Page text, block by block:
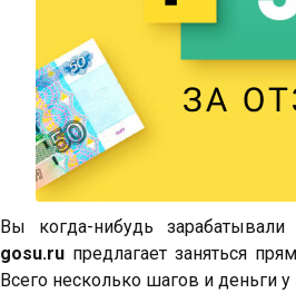
Вы когда-нибудь
gosu.ru предлагает заняться
Всего несколько шагов и деньги у